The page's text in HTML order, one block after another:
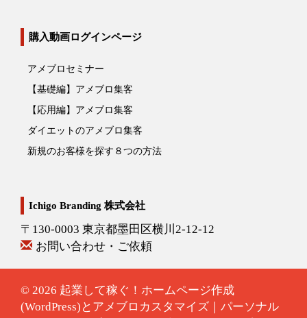
購入動画ログインページ
アメブロセミナー
【基礎編】アメブロ集客
【応用編】アメブロ集客
ダイエットのアメブロ集客
新規のお客様を探す８つの方法
Ichigo Branding 株式会社
〒130-0003 東京都墨田区横川2-12-12
お問い合わせ・ご依頼
© 2026 起業して稼ぐ！ホームページ作成
(WordPress)とアメブロカスタマイズ｜パーソナル